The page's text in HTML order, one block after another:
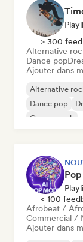
> 300
Alternative
Dance pop
Ajouter dans
Alternative
Dance pop
Garage rock
< 100
Afrobeat /
Commercial /
Ajouter dans